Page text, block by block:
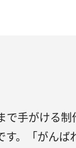
手がける制
す。「がん